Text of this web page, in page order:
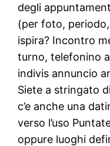
degli
(per foto,
ispira? Incontro
turno, telefonino
indivis annuncio
Siete a stringato
c’e anche una
verso l’uso
oppure luoghi